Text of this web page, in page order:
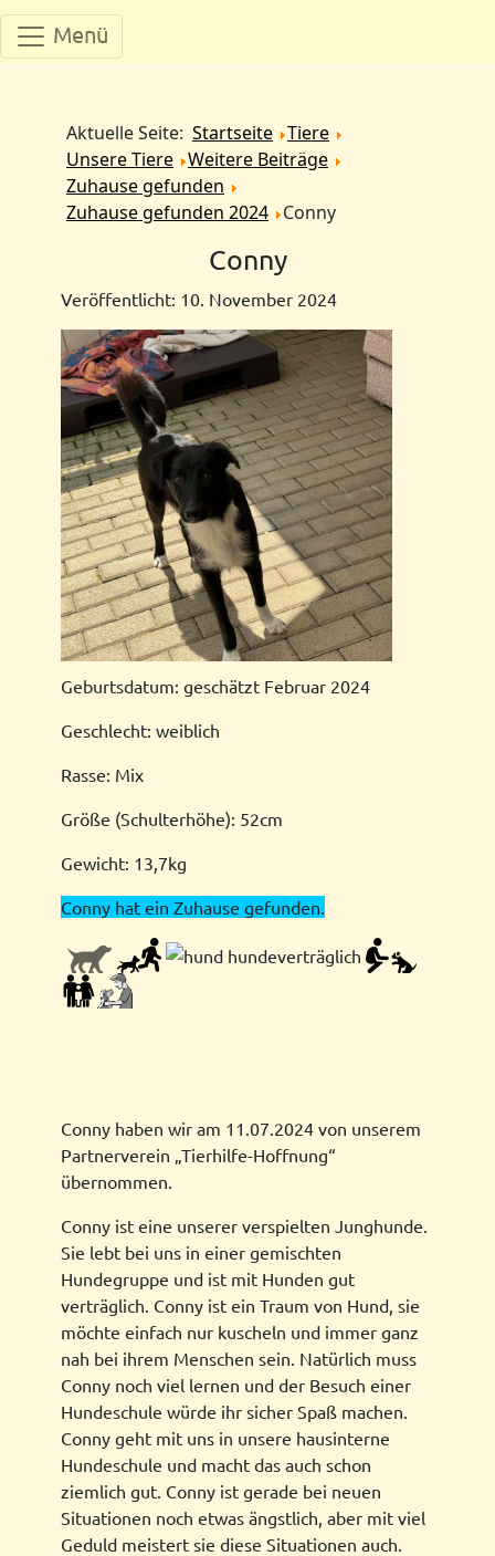
Menü
Aktuelle Seite: Startseite Tiere
Unsere Tiere Weitere Beiträge
Zuhause gefunden
Zuhause gefunden 2024
Conny
Conny
Veröffentlicht: 10. November 2024
Geburtsdatum: geschätzt Februar 2024
Geschlecht: weiblich
Rasse: Mix
Größe (Schulterhöhe): 52cm
Gewicht: 13,7kg
Conny hat ein Zuhause gefunden.
Conny haben wir am 11.07.2024 von unserem
Partnerverein „Tierhilfe-Hoffnung“
übernommen.
Conny ist eine unserer verspielten Junghunde.
Sie lebt bei uns in einer gemischten
Hundegruppe und ist mit Hunden gut
verträglich. Conny ist ein Traum von Hund, sie
möchte einfach nur kuscheln und immer ganz
nah bei ihrem Menschen sein. Natürlich muss
Conny noch viel lernen und der Besuch einer
Hundeschule würde ihr sicher Spaß machen.
Conny geht mit uns in unsere hausinterne
Hundeschule und macht das auch schon
ziemlich gut. Conny ist gerade bei neuen
Situationen noch etwas ängstlich, aber mit viel
Geduld meistert sie diese Situationen auch.